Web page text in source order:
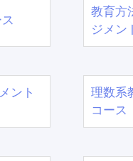
教育方
ジメン
ント
理数系
コース